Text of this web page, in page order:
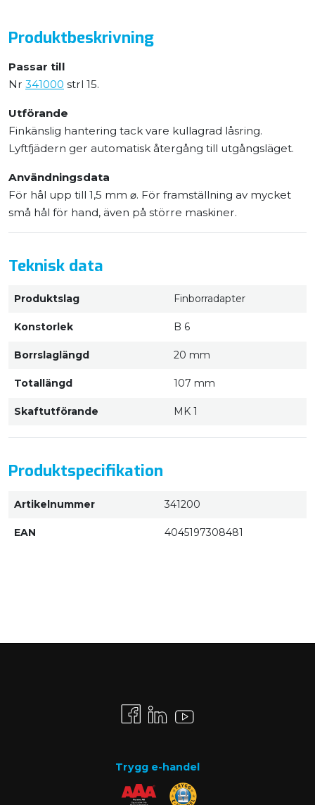
Produktbeskrivning
Passar till
Nr 341000 strl 15.
Utförande
Finkänslig hantering tack vare kullagrad låsring.
Lyftfjädern ger automatisk återgång till utgångsläget.
Användningsdata
För hål upp till 1,5 mm ⌀. För framställning av mycket
små hål för hand, även på större maskiner.
Teknisk data
Produktslag Finborradapter
Konstorlek B 6
Borrslaglängd 20 mm
Totallängd 107 mm
Skaftutförande MK 1
Produktspecifikation
Artikelnummer 341200
EAN 4045197308481
Trygg e-handel